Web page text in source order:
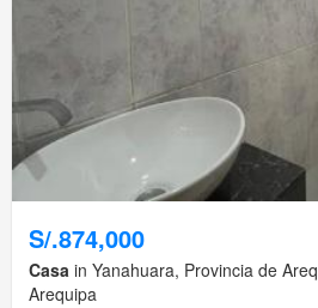
S/.874,000
Casa in Yanahuara, Provincia de
Arequipa